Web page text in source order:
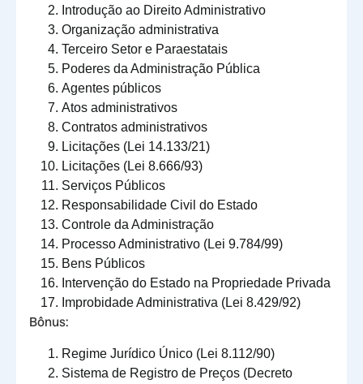
Introdução ao Direito Administrativo
Organização administrativa
Terceiro Setor e Paraestatais
Poderes da Administração Pública
Agentes públicos
Atos administrativos
Contratos administrativos
Licitações (Lei 14.133/21)
Licitações (Lei 8.666/93)
Serviços Públicos
Responsabilidade Civil do Estado
Controle da Administração
Processo Administrativo (Lei 9.784/99)
Bens Públicos
Intervenção do Estado na Propriedade Privada
Improbidade Administrativa (Lei 8.429/92)
Bônus:
Regime Jurídico Único (Lei 8.112/90)
Sistema de Registro de Preços (Decreto